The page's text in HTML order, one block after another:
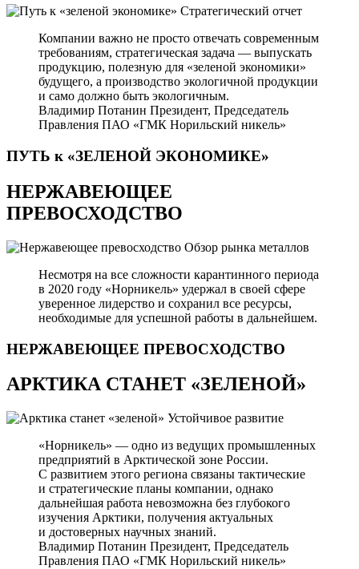
Стратегический отчет
Компании важно не просто отвечать современным
требованиям, стратегическая задача — выпускать
продукцию, полезную для «зеленой экономики»
будущего, а производство экологичной продукции
и само должно быть экологичным.
Владимир Потанин Президент, Председатель
Правления ПАО «ГМК Норильский никель»
ПУТЬ к «ЗЕЛЕНОЙ ЭКОНОМИКЕ»
НЕРЖАВЕЮЩЕЕ
ПРЕВОСХОДСТВО
Обзор рынка металлов
Несмотря на все сложности карантинного периода
в 2020 году «Норникель» удержал в своей сфере
уверенное лидерство и сохранил все ресурсы,
необходимые для успешной работы в дальнейшем.
НЕРЖАВЕЮЩЕЕ ПРЕВОСХОДСТВО
АРКТИКА СТАНЕТ «ЗЕЛЕНОЙ»
Устойчивое развитие
«Норникель» — одно из ведущих промышленных
предприятий в Арктической зоне России.
С развитием этого региона связаны тактические
и стратегические планы компании, однако
дальнейшая работа невозможна без глубокого
изучения Арктики, получения актуальных
и достоверных научных знаний.
Владимир Потанин Президент, Председатель
Правления ПАО «ГМК Норильский никель»